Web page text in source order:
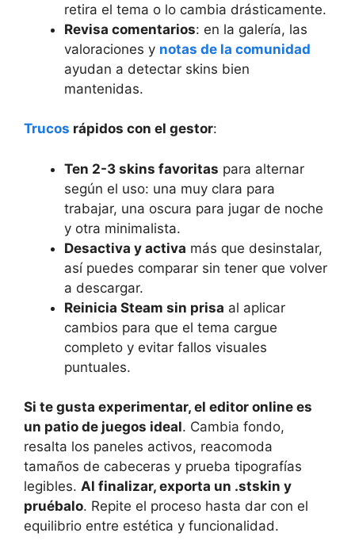
retira el tema o lo cambia drásticamente.
Revisa comentarios: en la galería, las
valoraciones y notas de la comunidad
ayudan a detectar skins bien
mantenidas.
Trucos rápidos con el gestor:
Ten 2-3 skins favoritas para alternar
según el uso: una muy clara para
trabajar, una oscura para jugar de noche
y otra minimalista.
Desactiva y activa más que desinstalar,
así puedes comparar sin tener que volver
a descargar.
Reinicia Steam sin prisa al aplicar
cambios para que el tema cargue
completo y evitar fallos visuales
puntuales.
Si te gusta experimentar, el editor online es
un patio de juegos ideal. Cambia fondo,
resalta los paneles activos, reacomoda
tamaños de cabeceras y prueba tipografías
legibles. Al finalizar, exporta un .stskin y
pruébalo. Repite el proceso hasta dar con el
equilibrio entre estética y funcionalidad.